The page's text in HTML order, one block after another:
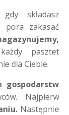
składasz
pora zakasać
pasztet
dla Ciebie.
gospodarstw
Najpierw
Następnie